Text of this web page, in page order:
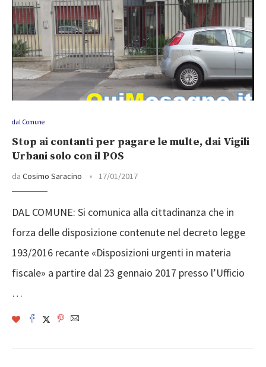
dal Comune
Stop ai contanti per pagare le multe, dai Vigili
Urbani solo con il POS
da Cosimo Saracino 17/01/2017
DAL COMUNE: Si comunica alla cittadinanza che in
forza delle disposizione contenute nel decreto legge
193/2016 recante «Disposizioni urgenti in materia
fiscale» a partire dal 23 gennaio 2017 presso l’Ufficio
…